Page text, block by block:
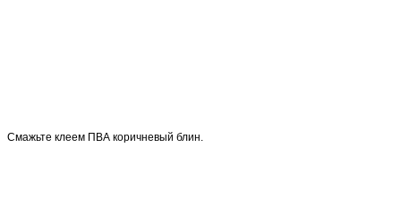
Смажьте клеем ПВА коричневый блин.